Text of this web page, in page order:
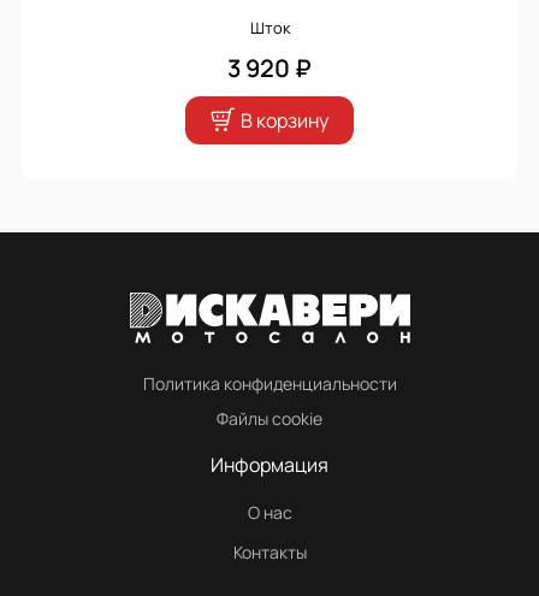
Шток
3 920 ₽
В корзину
Политика конфиденциальности
Файлы cookie
Информация
О нас
Контакты